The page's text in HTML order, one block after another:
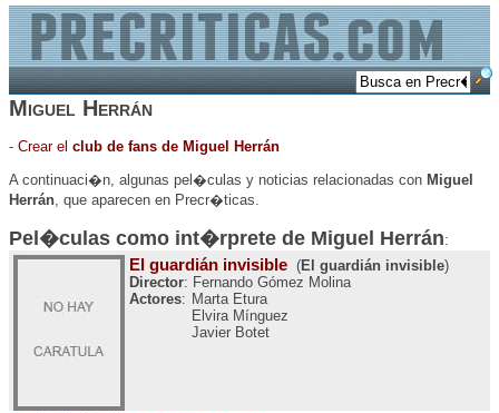
Miguel Herrán
- Crear el club de fans de Miguel Herrán
A continuaci�n, algunas pel�culas y noticias relacionadas con Miguel
Herrán , que aparecen en Precr�ticas.
Pel�culas como int�rprete de Miguel Herrán:
El guardián invisible (El guardián invisible)
Director: Fernando Gómez Molina
Actores: Marta Etura
Elvira Mínguez
Javier Botet